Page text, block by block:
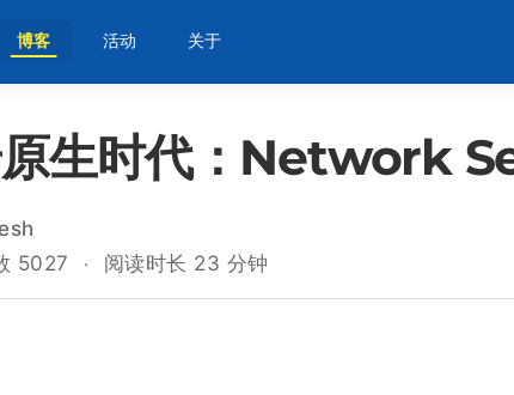
博客 活动 关于
生时代：Network
5027 阅读时长 23 分钟